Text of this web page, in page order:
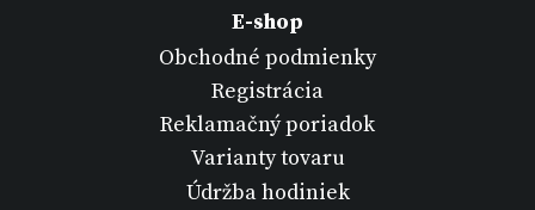
E-shop
Obchodné podmienky
Registrácia
Reklamačný poriadok
Varianty tovaru
Údržba hodiniek